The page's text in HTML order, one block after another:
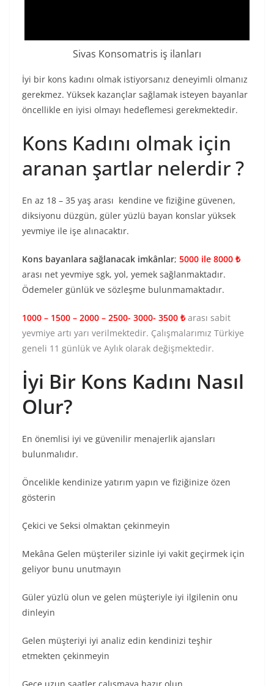
Sivas Konsomatris iş ilanları
İyi bir kons kadını olmak istiyorsanız deneyimli olmanız
gerekmez. Yüksek kazançlar sağlamak isteyen bayanlar
öncellikle en iyisi olmayı hedeflemesi gerekmektedir.
Kons Kadını olmak için
aranan şartlar nelerdir ?
En az 18 – 35 yaş arası kendine ve fiziğine güvenen,
diksiyonu düzgün, güler yüzlü bayan konslar yüksek
yevmiye ile işe alınacaktır.
Kons bayanlara sağlanacak imkânlar; 5000 ile 8000 ₺
arası net yevmiye sgk, yol, yemek sağlanmaktadır.
Ödemeler günlük ve sözleşme bulunmamaktadır.
1000 – 1500 – 2000 – 2500- 3000- 3500 ₺ arası sabit
yevmiye artı yarı verilmektedir. Çalışmalarımız Türkiye
geneli 11 günlük ve Aylık olarak değişmektedir.
İyi Bir Kons Kadını Nasıl
Olur?
En önemlisi iyi ve güvenilir menajerlik ajansları
bulunmalıdır.
Öncelikle kendinize yatırım yapın ve fiziğinize özen
gösterin
Çekici ve Seksi olmaktan çekinmeyin
Mekâna Gelen müşteriler sizinle iyi vakit geçirmek için
geliyor bunu unutmayın
Güler yüzlü olun ve gelen müşteriyle iyi ilgilenin onu
dinleyin
Gelen müşteriyi iyi analiz edin kendinizi teşhir
etmekten çekinmeyin
Gece uzun saatler çalışmaya hazır olun